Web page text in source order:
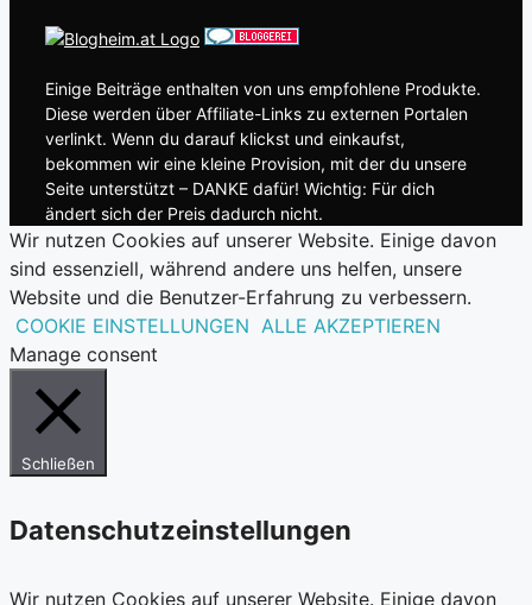
Einige Beiträge enthalten von uns empfohlene Produkte.
Diese werden über Affiliate-Links zu externen Portalen
verlinkt. Wenn du darauf klickst und einkaufst,
bekommen wir eine kleine Provision, mit der du unsere
Seite unterstützt – DANKE dafür! Wichtig: Für dich
ändert sich der Preis dadurch nicht.
Wir nutzen Cookies auf unserer Website. Einige davon
sind essenziell, während andere uns helfen, unsere
Website und die Benutzer-Erfahrung zu verbessern.
COOKIE EINSTELLUNGEN ALLE AKZEPTIEREN
Manage consent
Schließen
Datenschutzeinstellungen
Wir nutzen Cookies auf unserer Website. Einige davon